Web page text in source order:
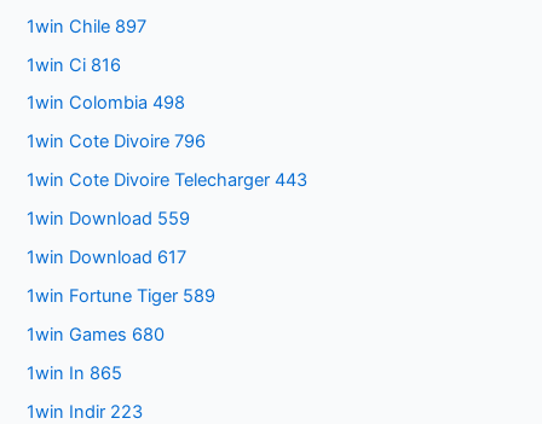
1win Chile 897
1win Ci 816
1win Colombia 498
1win Cote Divoire 796
1win Cote Divoire Telecharger 443
1win Download 559
1win Download 617
1win Fortune Tiger 589
1win Games 680
1win In 865
1win Indir 223